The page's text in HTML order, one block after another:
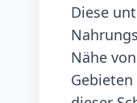
Diese
Nähe